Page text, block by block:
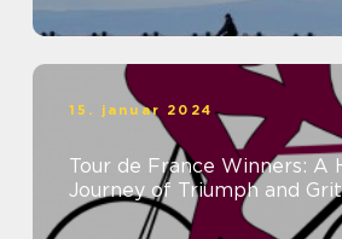
15. januar 2024
Tour de France Winners: A
Journey of Triumph and Grit